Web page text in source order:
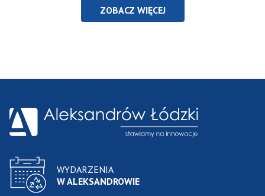
ZOBACZ WIĘCEJ
WYDARZENIA
W ALEKSANDROWIE